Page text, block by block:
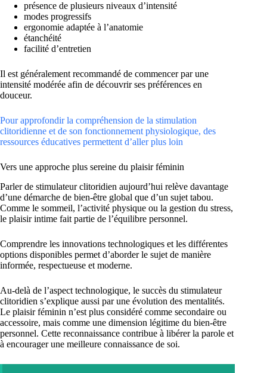
présence de plusieurs niveaux d’intensité
modes progressifs
ergonomie adaptée à l’anatomie
étanchéité
facilité d’entretien
Il est généralement recommandé de commencer par une
intensité modérée afin de découvrir ses préférences en
douceur.
Pour approfondir la compréhension de la stimulation
clitoridienne et de son fonctionnement physiologique, des
ressources éducatives permettent d’aller plus loin
Vers une approche plus sereine du plaisir féminin
Parler de stimulateur clitoridien aujourd’hui relève davantage
d’une démarche de bien-être global que d’un sujet tabou.
Comme le sommeil, l’activité physique ou la gestion du stress,
le plaisir intime fait partie de l’équilibre personnel.
Comprendre les innovations technologiques et les différentes
options disponibles permet d’aborder le sujet de manière
informée, respectueuse et moderne.
Au-delà de l’aspect technologique, le succès du stimulateur
clitoridien s’explique aussi par une évolution des mentalités.
Le plaisir féminin n’est plus considéré comme secondaire ou
accessoire, mais comme une dimension légitime du bien-être
personnel. Cette reconnaissance contribue à libérer la parole et
à encourager une meilleure connaissance de soi.